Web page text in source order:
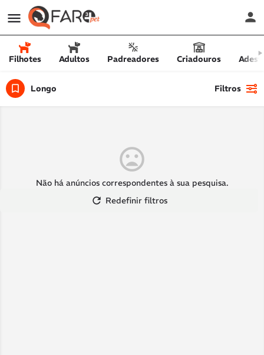
Filhotes Adultos Padreadores Criadouros
Longo Filtros
Não há anúncios correspondentes à sua pesquisa.
Redefinir filtros